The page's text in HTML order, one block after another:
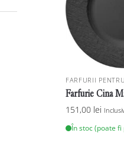
FARFURII
Farfurie Cina
151,00 lei
În stoc (poate